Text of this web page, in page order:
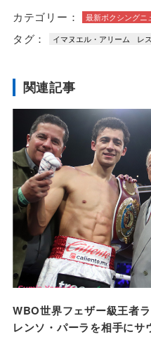
カテゴリー： 最新ボクシングニ
タグ： イマヌエル・アリーム レ
関連記事
WBO世界フェザー級王者
レンソ・パーラを相手にサ